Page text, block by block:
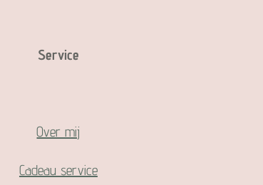
Service
Over mij
Cadeau service